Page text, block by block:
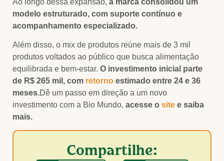
modelo estruturado, com suporte contínuo e
acompanhamento especializado.
Além disso, o mix de produtos reúne mais de 3 mil
produtos voltados ao público que busca alimentação
equilibrada e bem-estar. O investimento inicial parte
de R$ 265 mil, com retorno estimado entre 24 e 36
meses.Dê um passo em direção a um novo
investimento com a Bio Mundo, acesse o site e saiba
mais.
Compartilhe: